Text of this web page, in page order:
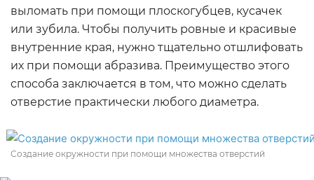
выломать при помощи плоскогубцев, кусачек
или зубила. Чтобы получить ровные и красивые
внутренние края, нужно тщательно отшлифовать
их при помощи абразива. Преимущество этого
способа заключается в том, что можно сделать
отверстие практически любого диаметра.
Создание окружности при помощи множества отверстий